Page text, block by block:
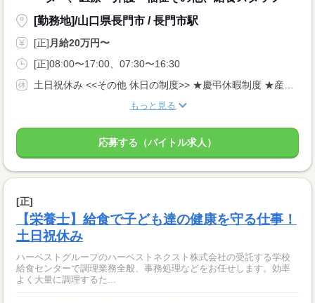
[勤務地]/山口県長門市 / 長門市駅
[正] 月給20万円〜
[正]08:00〜17:00、07:30〜16:30
もっと見る
応募する（バイトル求人）
[正]
【栄養士】給食で子ども達の健康を守る仕事！
土日祝休み
ハーベストグループのハーベストネクスト株式会社の受託する学校
給食センターで調理業務全般、事務処理などをお任せします。効率
よく大量に調理するた...